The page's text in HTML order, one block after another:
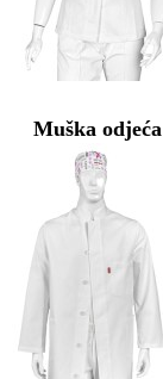
Muška odjeća